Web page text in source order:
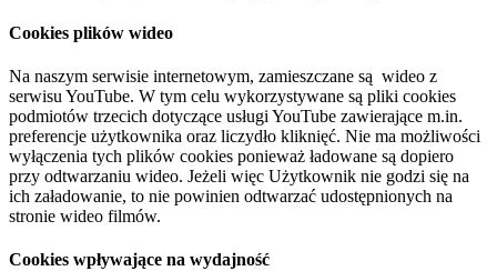
Cookies plików wideo
Na naszym serwisie internetowym, zamieszczane są wideo z
serwisu YouTube. W tym celu wykorzystywane są pliki cookies
podmiotów trzecich dotyczące usługi YouTube zawierające m.in.
preferencje użytkownika oraz liczydło kliknięć. Nie ma możliwości
wyłączenia tych plików cookies ponieważ ładowane są dopiero
przy odtwarzaniu wideo. Jeżeli więc Użytkownik nie godzi się na
ich załadowanie, to nie powinien odtwarzać udostępnionych na
stronie wideo filmów.
Cookies wpływające na wydajność